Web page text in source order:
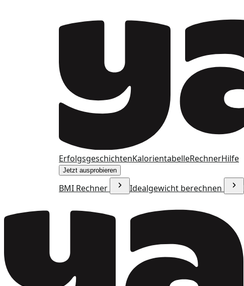
ErfolgsgeschichtenKalorientabelleRechnerHilfe
Jetzt ausprobieren
BMI Rechner Idealgewicht berechnen